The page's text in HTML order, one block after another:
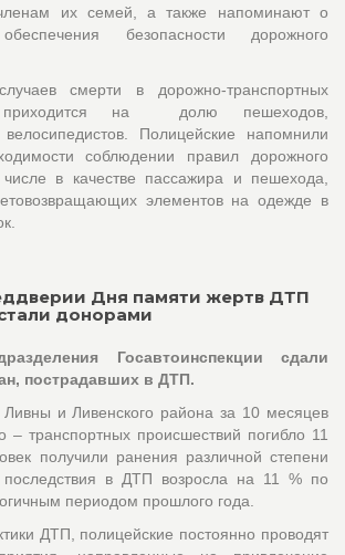
их семей, а также напоминают о
безопасности дорожного
смерти в дорожно-транспортных
приходится на долю пешеходов,
Полицейские напомнили
соблюдении правил дорожного
в качестве пассажира и пешехода,
элементов на одежде в
Дня памяти жертв ДТП
донорами
Госавтоинспекции сдали
пострадавших в ДТП.
Ливны и Ливенского района за 10 месяцев
транспортных происшествий погибло 11
получили ранения различной степени
последствия в ДТП возросла на 11 % по
периодом прошлого года.
ДТП, полицейские постоянно проводят